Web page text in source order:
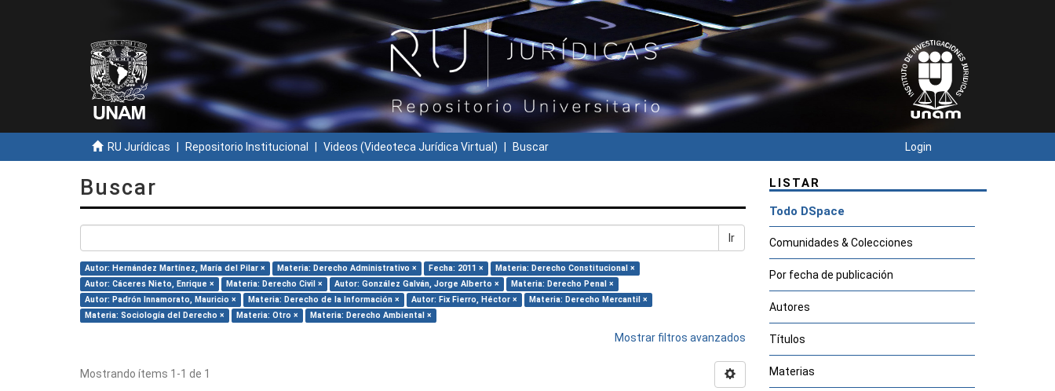
RU Jurídicas Repositorio Institucional Videos (Videoteca Jurídica Virtual) Buscar Login
Buscar
Ir
Autor: Hernández Martínez, María del Pilar × Materia: Derecho Administrativo × Fecha: 2011 ×
Materia: Derecho Constitucional ×
Autor: Cáceres Nieto, Enrique ×
Materia: Derecho Civil × Autor: González Galván, Jorge Alberto ×
Materia: Derecho Penal ×
Autor: Padrón Innamorato, Mauricio ×
Materia: Derecho de la Información × Autor: Fix Fierro, Héctor ×
Materia: Derecho Mercantil ×
Materia: Sociología del Derecho ×
Materia: Otro × Materia: Derecho Ambiental ×
Mostrar filtros avanzados
Mostrando ítems 1-1 de 1
LISTAR
Todo DSpace
Comunidades & Colecciones
Por fecha de publicación
Autores
Títulos
Materias